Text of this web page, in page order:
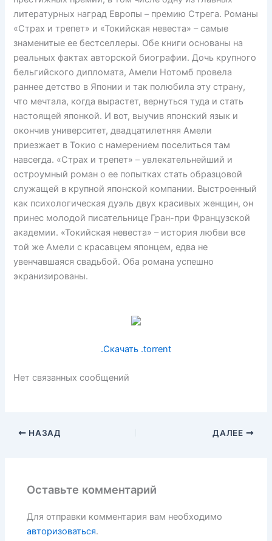
литературных наград Европы – премию Стрега. Романы
«Страх и трепет» и «Токийская невеста» – самые
знаменитые ее бестселлеры. Обе книги основаны на
реальных фактах авторской биографии. Дочь крупного
бельгийского дипломата, Амели Нотомб провела
раннее детство в Японии и так полюбила эту страну,
что мечтала, когда вырастет, вернуться туда и стать
настоящей японкой. И вот, выучив японский язык и
окончив университет, двадцатилетняя Амели
приезжает в Токио с намерением поселиться там
навсегда. «Страх и трепет» – увлекательнейший и
остроумный роман о ее попытках стать образцовой
служащей в крупной японской компании. Выстроенный
как психологическая дуэль двух красивых женщин, он
принес молодой писательнице Гран-при Французской
академии. «Токийская невеста» – история любви все
той же Амели с красавцем японцем, едва не
увенчавшаяся свадьбой. Оба романа успешно
экранизированы.
.Скачать .torrent
Нет связанных сообщений
НАЗАД ДАЛЕЕ
Оставьте комментарий
Для отправки комментария вам необходимо
авторизоваться.